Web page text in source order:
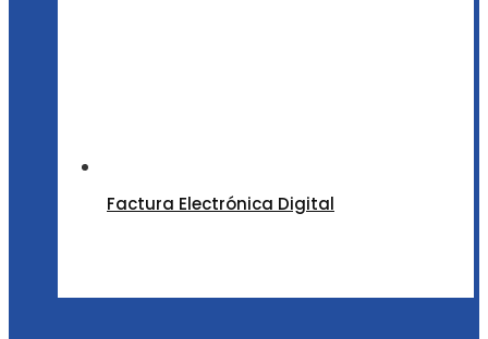
Factura Electrónica Digital